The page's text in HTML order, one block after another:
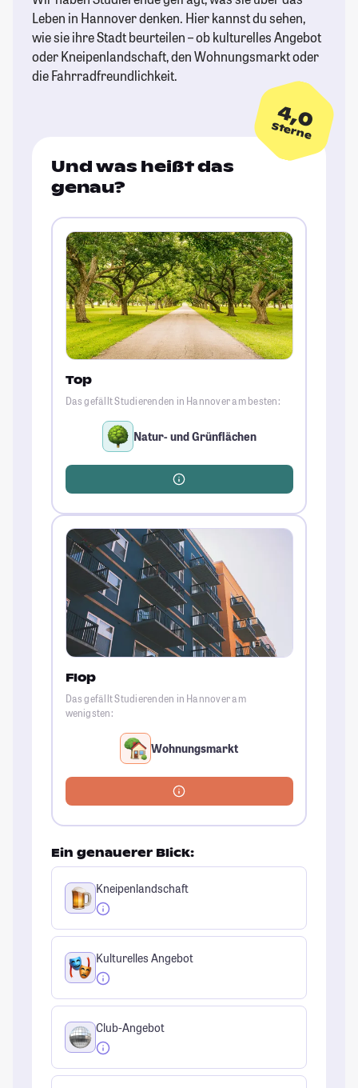
Leben in Hannover denken. Hier kannst du sehen,
wie sie ihre Stadt beurteilen – ob kulturelles Angebot
oder Kneipenlandschaft, den Wohnungsmarkt oder
die Fahrradfreundlichkeit.
4,0
Sterne
Und was heißt das
genau?
Top
Das gefällt Studierenden in Hannover am besten:
Natur- und Grünflächen
Flop
Das gefällt Studierenden in Hannover am
wenigsten:
Wohnungsmarkt
Ein genauerer Blick:
Kneipenlandschaft
Kulturelles Angebot
Club-Angebot